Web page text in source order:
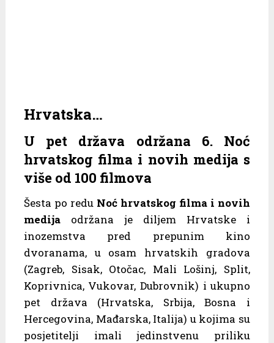
Hrvatska…
U pet država održana 6. Noć
hrvatskog filma i novih medija s
više od 100 filmova
Šesta po redu Noć hrvatskog filma i novih
medijaodržana je diljem Hrvatske i
inozemstva pred prepunim kino
dvoranama, u osam hrvatskih gradova
(Zagreb, Sisak, Otočac, Mali Lošinj, Split,
Koprivnica, Vukovar, Dubrovnik) i ukupno
pet država (Hrvatska, Srbija, Bosna i
Hercegovina, Mađarska, Italija) u kojima su
posjetitelji imali jedinstvenu priliku